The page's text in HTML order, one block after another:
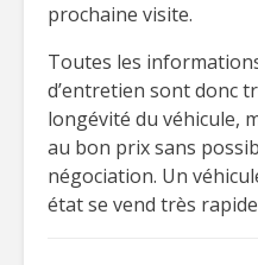
prochaine visite.
Toutes les
d’entretien sont donc
longévité du véhicule,
au bon prix sans
négociation. Un
état se vend très